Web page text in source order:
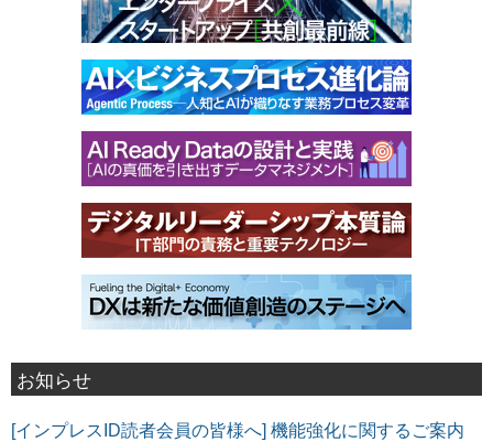
お知らせ
[インプレスID読者会員の皆様へ] 機能強化に関するご案内